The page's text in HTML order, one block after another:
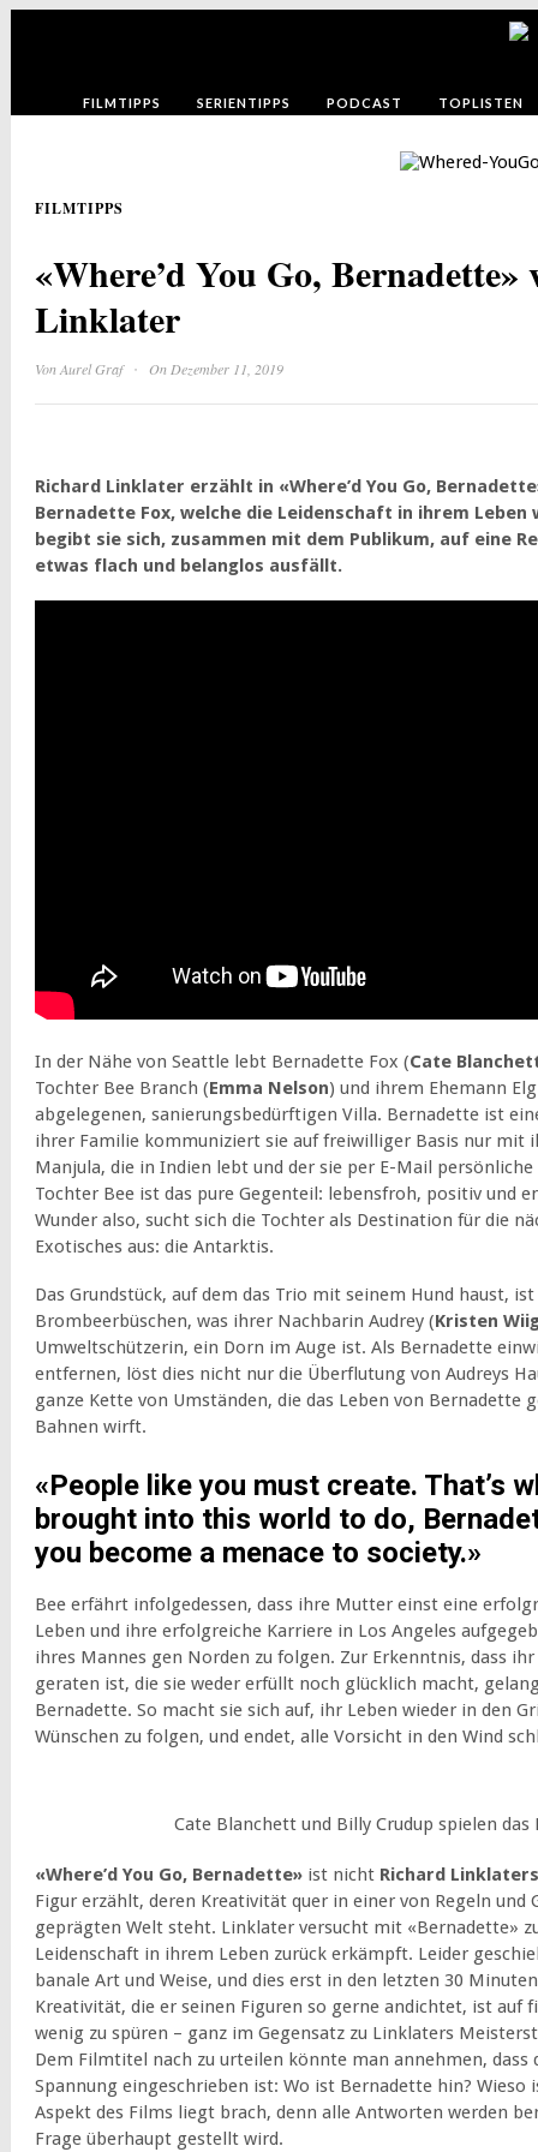
FILMTIPPS SERIENTIPPS PODCAST TOPLISTEN
FILMTIPPS
«Where’d You Go,
Linklater
VonAurel Graf · On Dezember 11, 2019
Richard Linklater erzählt in «Where’d You Go,
Bernadette Fox, welche die Leidenschaft in ihrem
begibt sie sich, zusammen mit dem Publikum, auf eine
etwas flach und belanglos ausfällt.
In der Nähe von Seattle lebt Bernadette Fox (Cate
Tochter Bee Branch (Emma Nelson) und ihrem Ehemann
abgelegenen, sanierungsbedürftigen Villa. Bernadette ist
ihrer Familie kommuniziert sie auf freiwilliger Basis nur mit
Manjula, die in Indien lebt und der sie per E-Mail
Tochter Bee ist das pure Gegenteil: lebensfroh, positiv und
Wunder also, sucht sich die Tochter als Destination für die
Exotisches aus: die Antarktis.
Das Grundstück, auf dem das Trio mit seinem Hund haust,
Brombeerbüschen, was ihrer Nachbarin Audrey (Kristen
Umweltschützerin, ein Dorn im Auge ist. Als Bernadette
entfernen, löst dies nicht nur die Überflutung von Audreys
ganze Kette von Umständen, die das Leben von Bernadette
Bahnen wirft.
«People like you must create. That’s
brought into this world to do,
you become a menace to society.»
Bee erfährt infolgedessen, dass ihre Mutter einst eine
Leben und ihre erfolgreiche Karriere in Los Angeles
ihres Mannes gen Norden zu folgen. Zur Erkenntnis, dass
geraten ist, die sie weder erfüllt noch glücklich macht,
Bernadette. So macht sie sich auf, ihr Leben wieder in den
Wünschen zu folgen, und endet, alle Vorsicht in den Wind
Cate Blanchett und Billy Crudup spielen das
«Where’d You Go, Bernadette» ist nicht Richard Linklaters
Figur erzählt, deren Kreativität quer in einer von Regeln und
geprägten Welt steht. Linklater versucht mit «Bernadette»
Leidenschaft in ihrem Leben zurück erkämpft. Leider
banale Art und Weise, und dies erst in den letzten 30
Kreativität, die er seinen Figuren so gerne andichtet, ist auf
wenig zu spüren – ganz im Gegensatz zu Linklaters
Dem Filmtitel nach zu urteilen könnte man annehmen, dass
Spannung eingeschrieben ist: Wo ist Bernadette hin? Wieso
Aspekt des Films liegt brach, denn alle Antworten werden
Frage überhaupt gestellt wird.